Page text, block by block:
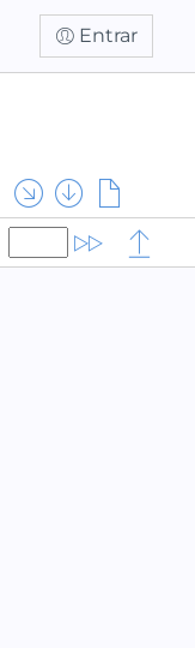
Entrar